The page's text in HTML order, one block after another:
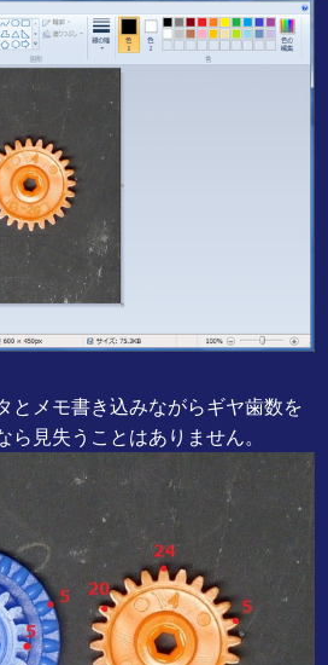
とメモ書き込みながらギヤ歯数を
ら見失うことはありません。